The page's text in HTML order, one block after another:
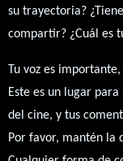
su trayectoria?
compartir? ¿Cuál es
Tu voz es
Este es un lugar
del cine, y tus
Por favor, mantén la